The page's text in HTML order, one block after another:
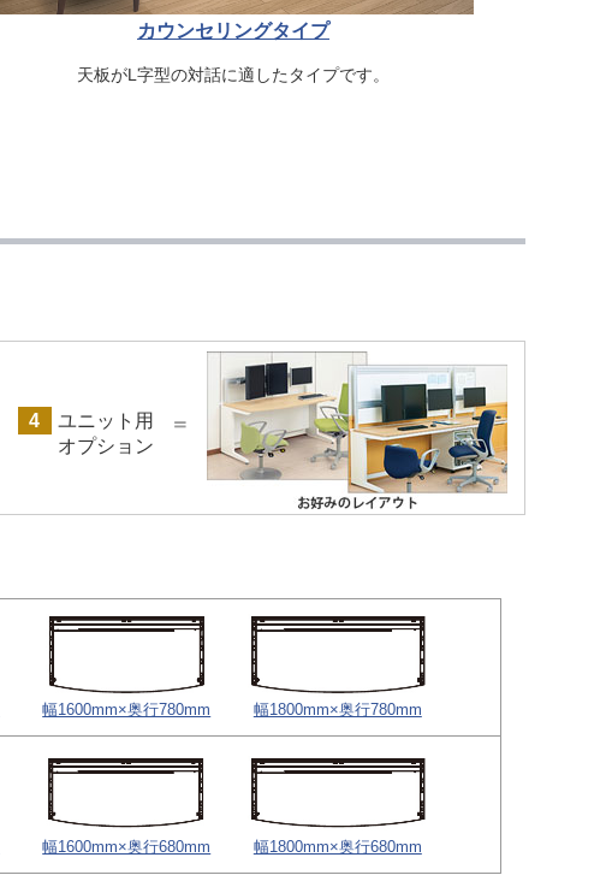
カウンセリングタイプ
天板がL字型の対話に適したタイプです。
4
ユニット用
オプション
＝
幅1600mm×奥行780mm 幅1800mm×奥行780mm
幅1600mm×奥行680mm 幅1800mm×奥行680mm